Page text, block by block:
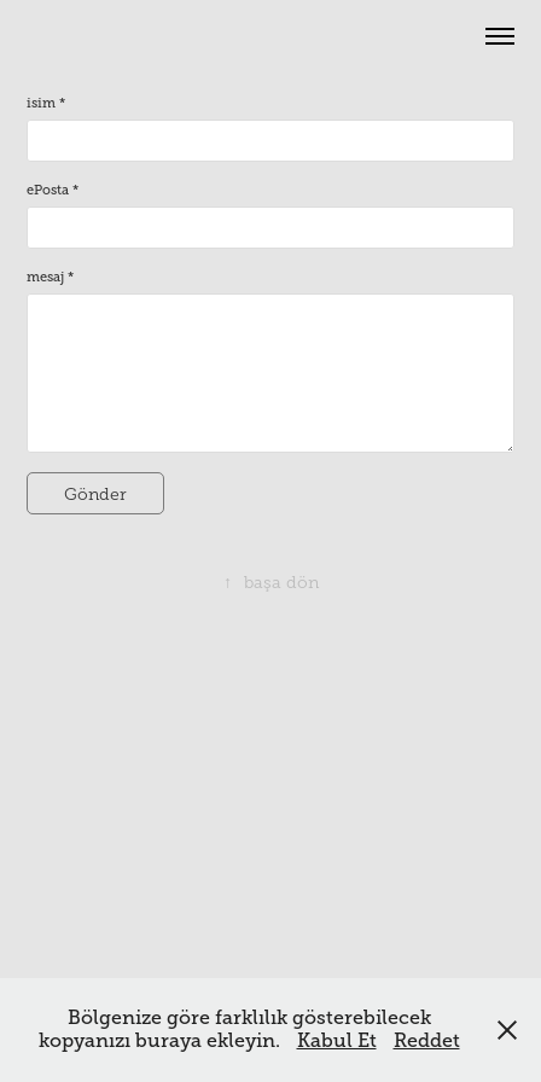
isim *
ePosta *
mesaj *
Gönder
↑ başa dön
Bölgenize göre farklılık gösterebilecek
kopyanızı buraya ekleyin.
Kabul Et Reddet